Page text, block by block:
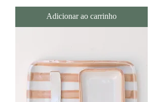
Adicionar ao carrinho